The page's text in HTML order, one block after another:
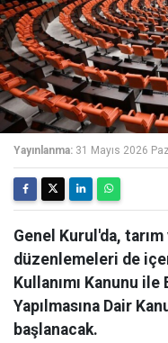
Yayınlanma: 31 Mayıs 2026
Genel Kurul'da,
düzenlemeleri de
Kullanımı Kanunu
Yapılmasına Dair
başlanacak.